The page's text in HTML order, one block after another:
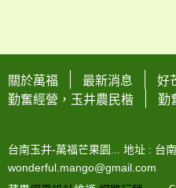
關於萬福 最新消息 好
勤奮經營，玉井農民楷
勤
台南玉井-萬福芒果園... 地址 : 台
wonderful.mango@gmail.com